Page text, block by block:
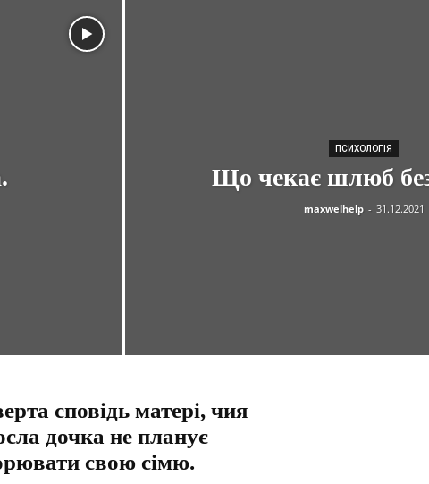
ПСИХОЛОГІЯ
Що чекає шлюб без
maxwelhelp - 31.12.2021
сповідь матері, чия
дочка не планує
свою сімю.